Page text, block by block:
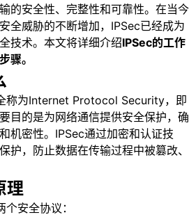
的安全性、完整性和可靠性。在当今
全威胁的不断增加，IPSec已经成为
技术。本文将详细介绍IPSec的工作
骤。
称为Internet Protocol Security，即
目的是为网络通信提供安全保护，确
机密性。IPSec通过加密和认证技
护，防止数据在传输过程中被篡改、
理
安全协议：